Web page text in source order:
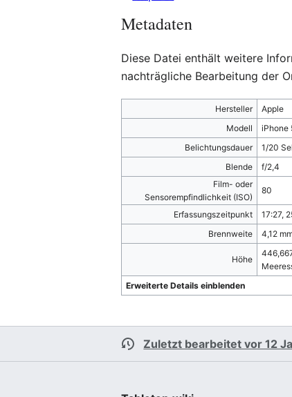
Metadaten
Diese Datei enthält weitere
nachträgliche Bearbeitung der
Hersteller
Apple
Modell
iPhone
Belichtungsdauer
1/20
Blende
f/2,4
Film- oder
Sensorempfindlichkeit (ISO)
80
Erfassungszeitpunkt
17:27,
Brennweite
4,12
Höhe
Erweiterte Details einblenden
Zuletzt bearbeitet vor 12